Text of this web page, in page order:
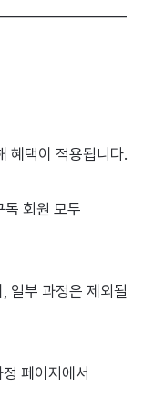
혜택이 적용됩니다.
회원 모두
일부 과정은 제외될
페이지에서